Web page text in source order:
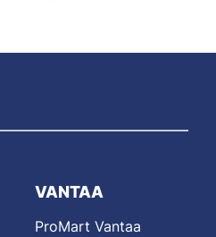
VANTAA
ProMart Vantaa